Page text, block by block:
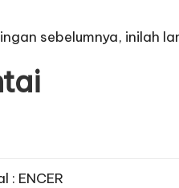
sebelumnya, inilah
: ENCER